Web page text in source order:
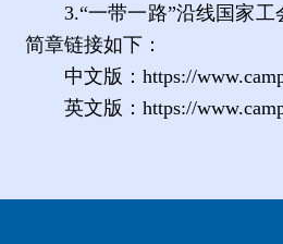
3.“一带一路”沿线国家
简章链接如下：
中文版： https://
英文版： https://